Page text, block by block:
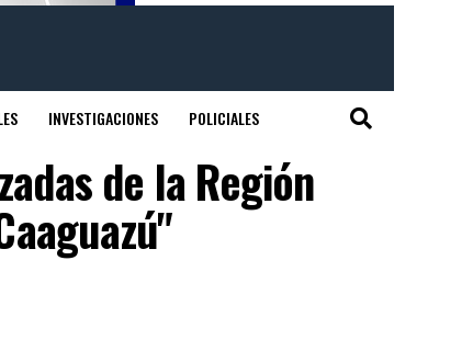
INVESTIGACIONES POLICIALES
de la Región